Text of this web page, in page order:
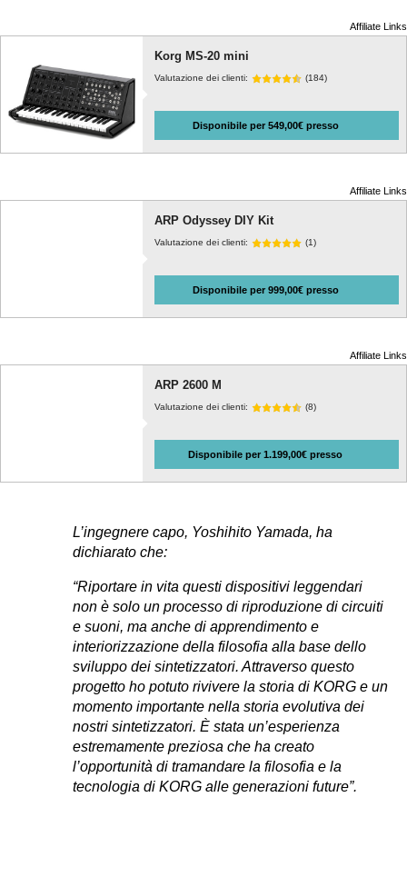
Affiliate Links
Korg MS-20 mini
Valutazione dei clienti: (184)
Disponibile per 549,00€ presso
Affiliate Links
ARP Odyssey DIY Kit
Valutazione dei clienti: (1)
Disponibile per 999,00€ presso
Affiliate Links
ARP 2600 M
Valutazione dei clienti: (8)
Disponibile per 1.199,00€ presso
L’ingegnere capo, Yoshihito Yamada, ha
dichiarato che:
“Riportare in vita questi dispositivi leggendari
non è solo un processo di riproduzione di circuiti
e suoni, ma anche di apprendimento e
interiorizzazione della filosofia alla base dello
sviluppo dei sintetizzatori. Attraverso questo
progetto ho potuto rivivere la storia di KORG e un
momento importante nella storia evolutiva dei
nostri sintetizzatori. È stata un’esperienza
estremamente preziosa che ha creato
l’opportunità di tramandare la filosofia e la
tecnologia di KORG alle generazioni future”.